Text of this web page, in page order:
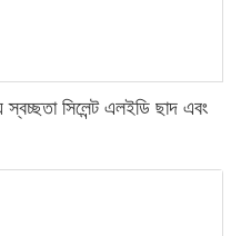
সিলেন্ট এলইডি ছাদ এবং